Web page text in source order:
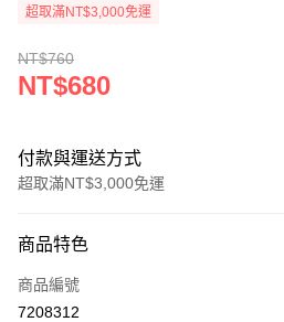
超取滿NT$3,000免運
NT$760
NT$680
付款與運送方式
超取滿NT$3,000免運
信用卡一次付款
超商取貨付款
商品特色
商品編號
7208312